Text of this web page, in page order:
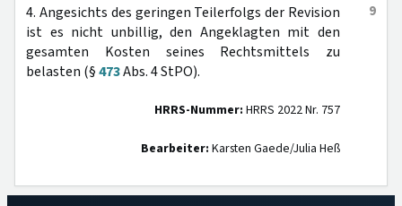
9
4. Angesichts des geringen Teilerfolgs der Revision
ist es nicht unbillig, den Angeklagten mit den
gesamten Kosten seines Rechtsmittels zu
belasten (§473Abs. 4 StPO).
HRRS-Nummer: HRRS 2022 Nr. 757
Bearbeiter: Karsten Gaede/Julia Heß